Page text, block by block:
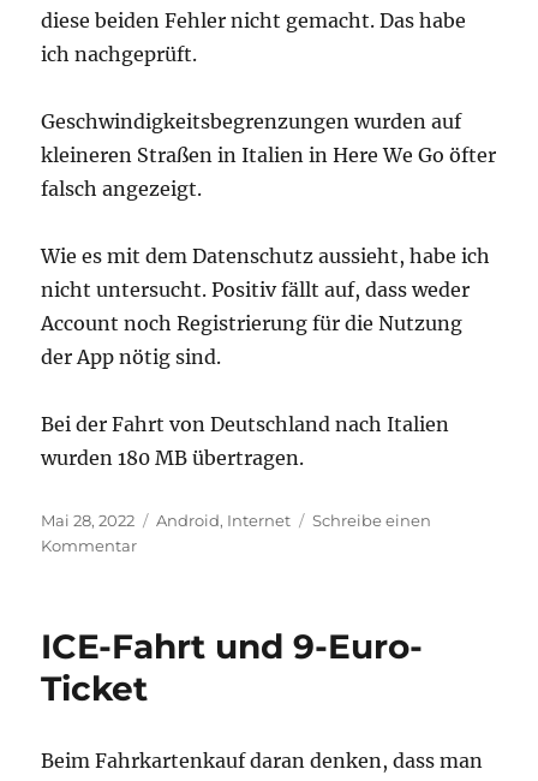
diese beiden Fehler nicht gemacht. Das habe
ich nachgeprüft.
Geschwindigkeitsbegrenzungen wurden auf
kleineren Straßen in Italien in Here We Go öfter
falsch angezeigt.
Wie es mit dem Datenschutz aussieht, habe ich
nicht untersucht. Positiv fällt auf, dass weder
Account noch Registrierung für die Nutzung
der App nötig sind.
Bei der Fahrt von Deutschland nach Italien
wurden 180 MB übertragen.
Veröffentlicht
am
Mai 28, 2022 Kategorien
Android, Internet
Schreibe einen
Kommentarzu
ICE-Fahrt und 9-Euro-
Ticket
Beim Fahrkartenkauf daran denken, dass man